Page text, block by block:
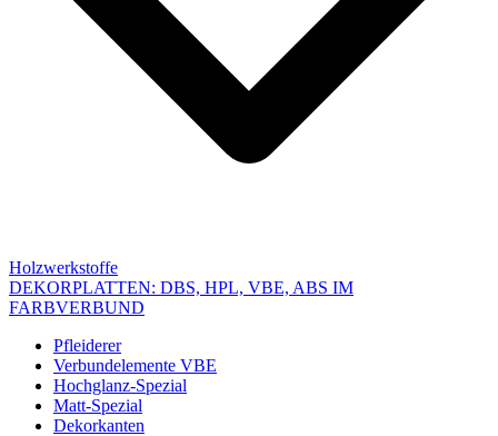
Holzwerkstoffe
DEKORPLATTEN: DBS, HPL, VBE, ABS IM
FARBVERBUND
Pfleiderer
Verbundelemente VBE
Hochglanz-Spezial
Matt-Spezial
Dekorkanten